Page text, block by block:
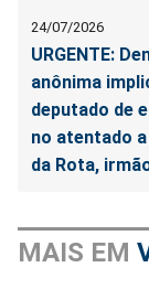
24/07/2026
URGENTE:
anônima
deputado de
no atentado
da Rota,
MAIS EM